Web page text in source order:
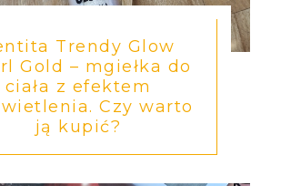
Trendy Glow
Gold – mgiełka do
ciała z efektem
Czy warto
ją kupić?